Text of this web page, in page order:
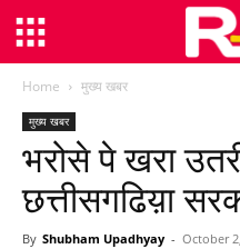
Home मुख्य खबर
मुख्य खबर
भरोसे पे खरा
छत्तीसगढिय़ा
By Shubham Upadhyay - October